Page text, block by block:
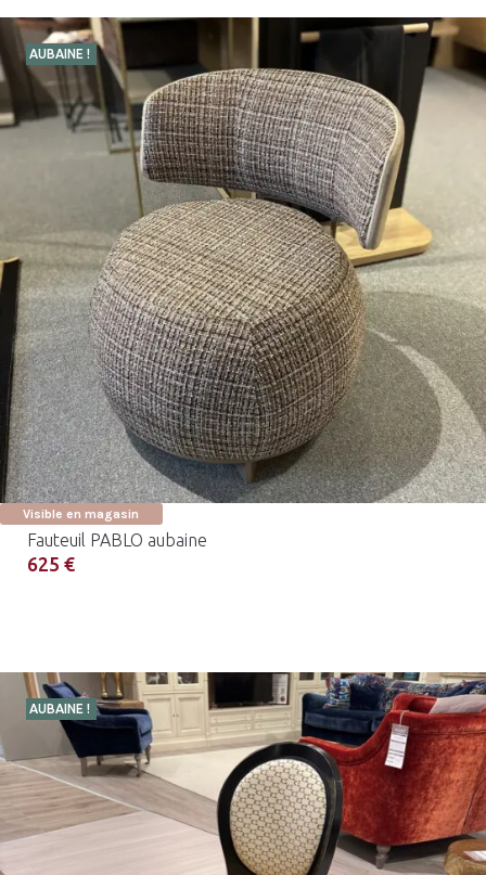
AUBAINE !
Visible en magasin
Fauteuil PABLO aubaine
625 €
AUBAINE !